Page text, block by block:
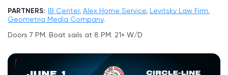
PARTNERS: IB Center, Alex Home Service Levitsky Law Firm
Geometria Media Company.
Doors 7 PM. Boat sails at 8 PM. 21+ W/D